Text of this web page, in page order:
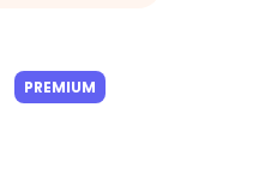
PREMIUM